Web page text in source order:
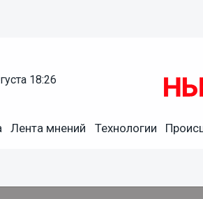
18:26
Лента мнений Технологии